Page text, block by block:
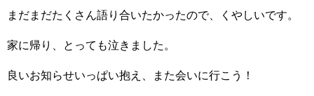
まだまだたくさん語り合いたかったので、くやしいです。
家に帰り、とっても泣きました。
良いお知らせいっぱい抱え、また会いに行こう！